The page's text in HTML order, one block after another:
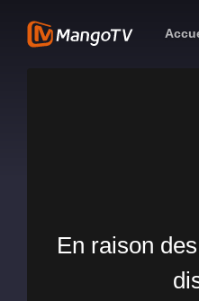
En raison